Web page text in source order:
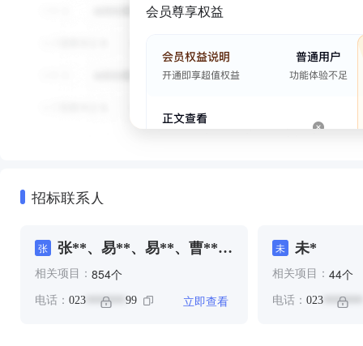
会员尊享权益
招标联系人
张
张**、易**、易**、曹**、
相关项目： 854个
电话： 023 ******* 99 立即查看
未 未*
相关项目： 44个
电话： 023*******